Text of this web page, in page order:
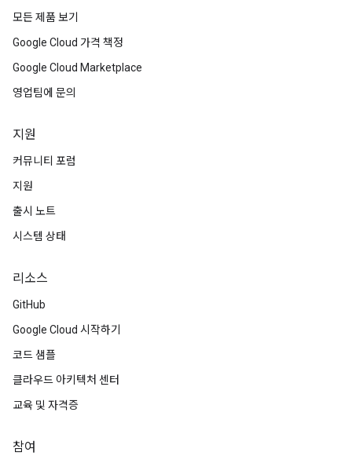
모든 제품 보기
Google Cloud 가격 책정
Google Cloud Marketplace
영업팀에 문의
지원
커뮤니티 포럼
지원
출시 노트
시스템 상태
리소스
GitHub
Google Cloud 시작하기
코드 샘플
클라우드 아키텍처 센터
교육 및 자격증
참여